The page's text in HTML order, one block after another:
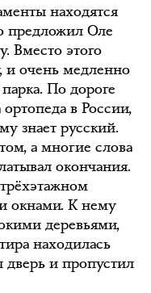
находятся
предложил Оле
Вместо этого
и очень медленно
По дороге
в России,
знает русский.
а многие слова
окончания.
окнами. К нему
деревьями,
находилась
и пропустил